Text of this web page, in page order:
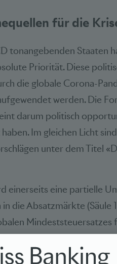
für die
tonangebenden Staaten
Priorität. Diese
die globale Corona-
werden. Die
darum politisch
Im gleichen Licht
unter dem Titel
einerseits eine partielle
die Absatzmärkte (Säule
Mindeststeuersatzes
Vorschläge sind
nach wie vor keine